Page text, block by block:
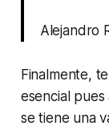
Alejandro
Finalmente,
esencial
se tiene una